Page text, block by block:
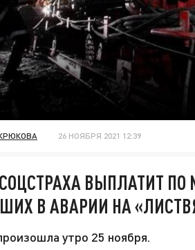
26 НОЯБРЯ 2021 12:39
ВЫПЛАТИТ
В АВАРИИ НА
утро 25 ноября.